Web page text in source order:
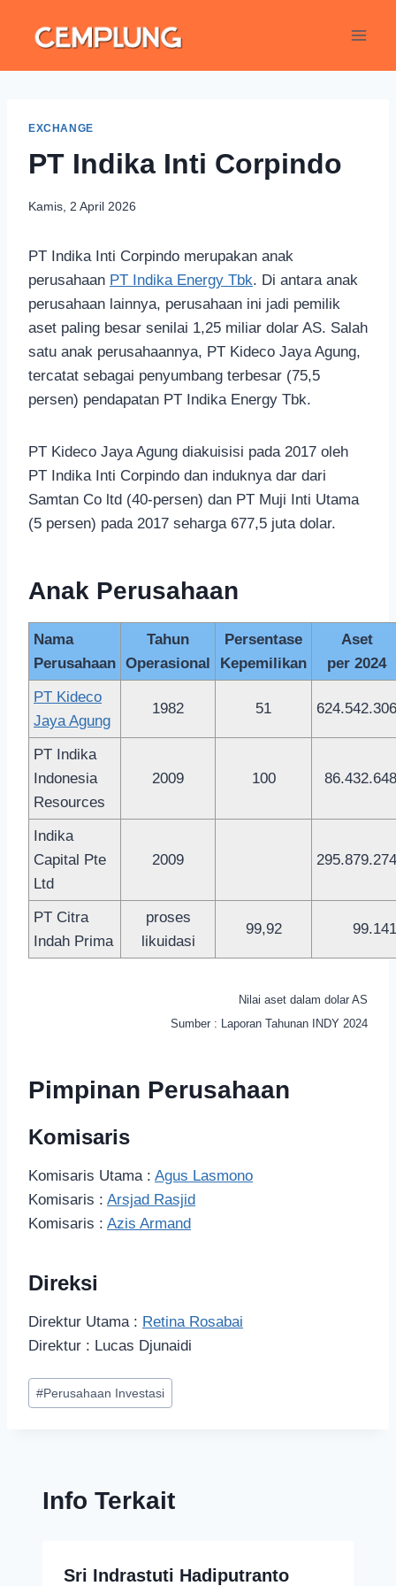
EXCHANGE
PT Indika Inti Corpindo
Kamis, 2 April 2026
PT Indika Inti Corpindo merupakan anak
perusahaan PT Indika Energy Tbk. Di antara anak
perusahaan lainnya, perusahaan ini jadi pemilik
aset paling besar senilai 1,25 miliar dolar AS. Salah
satu anak perusahaannya, PT Kideco Jaya Agung,
tercatat sebagai penyumbang terbesar (75,5
persen) pendapatan PT Indika Energy Tbk.
PT Kideco Jaya Agung diakuisisi pada 2017 oleh
PT Indika Inti Corpindo dan induknya dar dari
Samtan Co ltd (40-persen) dan PT Muji Inti Utama
(5 persen) pada 2017 seharga 677,5 juta dolar.
Anak Perusahaan
Nama
Perusahaan
Tahun
Operasional
Persentase
Kepemilikan
Aset
per 2024
PT Kideco
Jaya Agung
1982 51 624.542.306
PT Indika
Indonesia
Resources
2009 100 86.432.648
Indika
Capital Pte
Ltd
2009 295.879.274
PT Citra
Indah Prima
proses
likuidasi
99,92 99.141
Nilai aset dalam dolar AS
Sumber : Laporan Tahunan INDY 2024
Pimpinan Perusahaan
Komisaris
Komisaris Utama : Agus Lasmono
Komisaris : Arsjad Rasjid
Komisaris : Azis Armand
Direksi
Direktur Utama : Retina Rosabai
Direktur : Lucas Djunaidi
#Perusahaan Investasi
Info Terkait
Sri Indrastuti Hadiputranto